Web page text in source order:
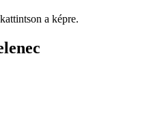
a képre.